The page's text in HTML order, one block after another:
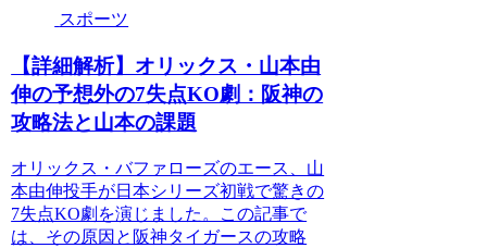
スポーツ
【詳細解析】オリックス・山本由
伸の予想外の7失点KO劇：阪神の
攻略法と山本の課題
オリックス・バファローズのエース、山
本由伸投手が日本シリーズ初戦で驚きの
7失点KO劇を演じました。この記事で
は、その原因と阪神タイガースの攻略